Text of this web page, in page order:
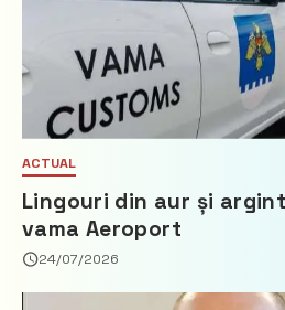
ACTUAL
Lingouri din aur și
vama Aeroport
24/07/2026